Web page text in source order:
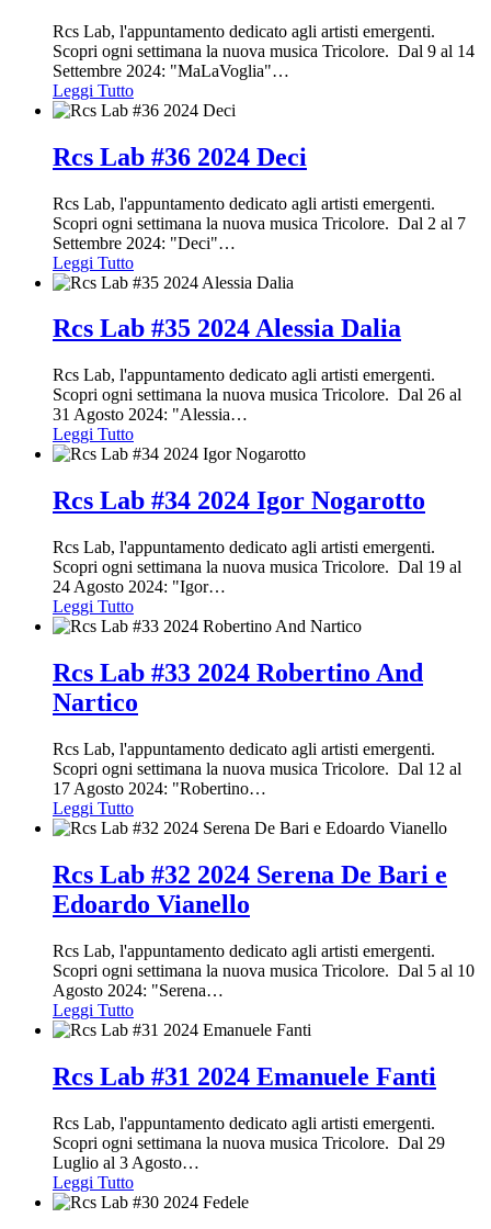
Rcs Lab, l'appuntamento dedicato agli artisti emergenti.
Scopri ogni settimana la nuova musica Tricolore. Dal 9 al 14
Settembre 2024: "MaLaVoglia"…
Leggi Tutto
Rcs Lab #36 2024 Deci
Rcs Lab, l'appuntamento dedicato agli artisti emergenti.
Scopri ogni settimana la nuova musica Tricolore. Dal 2 al 7
Settembre 2024: "Deci"…
Leggi Tutto
Rcs Lab #35 2024 Alessia Dalia
Rcs Lab, l'appuntamento dedicato agli artisti emergenti.
Scopri ogni settimana la nuova musica Tricolore. Dal 26 al
31 Agosto 2024: "Alessia…
Leggi Tutto
Rcs Lab #34 2024 Igor Nogarotto
Rcs Lab, l'appuntamento dedicato agli artisti emergenti.
Scopri ogni settimana la nuova musica Tricolore. Dal 19 al
24 Agosto 2024: "Igor…
Leggi Tutto
Rcs Lab #33 2024 Robertino And
Nartico
Rcs Lab, l'appuntamento dedicato agli artisti emergenti.
Scopri ogni settimana la nuova musica Tricolore. Dal 12 al
17 Agosto 2024: "Robertino…
Leggi Tutto
Rcs Lab #32 2024 Serena De Bari e
Edoardo Vianello
Rcs Lab, l'appuntamento dedicato agli artisti emergenti.
Scopri ogni settimana la nuova musica Tricolore. Dal 5 al 10
Agosto 2024: "Serena…
Leggi Tutto
Rcs Lab #31 2024 Emanuele Fanti
Rcs Lab, l'appuntamento dedicato agli artisti emergenti.
Scopri ogni settimana la nuova musica Tricolore. Dal 29
Luglio al 3 Agosto…
Leggi Tutto